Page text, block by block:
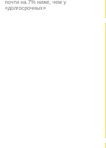
почти на 7% ниже, чем у
«долгосрочных»